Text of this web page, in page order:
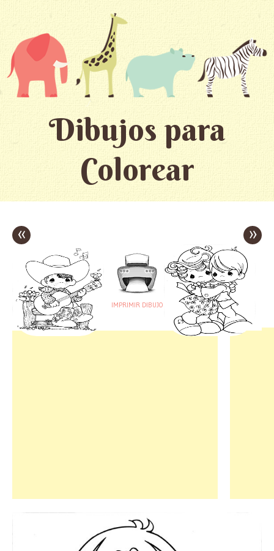
Dibujos para
Colorear
«
IMPRIMIR DIBUJO
»